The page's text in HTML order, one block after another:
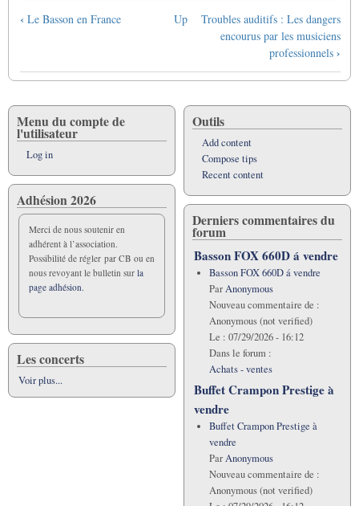
Book
for
Objectifs
et
acquisitions
pour
chaque
cycle
d'enseignement.
‹ Le Basson en France Up
Troubles auditifs : Les dangers
encourus par les musiciens
professionnels ›
Menu du compte de
l'utilisateur
Log in
Adhésion 2026
Merci de nous soutenir en
adhérent à l’association.
Possibilité de régler par CB ou en
nous revoyant le bulletin sur la
page adhésion.
Les concerts
Voir plus...
Outils
Add content
Compose tips
Recent content
Derniers commentaires du
forum
Basson FOX 660D á vendre
Basson FOX 660D á vendre
ParAnonymous
Nouveau commentaire de :
Anonymous (not verified)
Le : 07/29/2026 - 16:12
Dans le forum :
Achats - ventes
Buffet Crampon Prestige à
vendre
Buffet Crampon Prestige à
vendre
ParAnonymous
Nouveau commentaire de :
Anonymous (not verified)